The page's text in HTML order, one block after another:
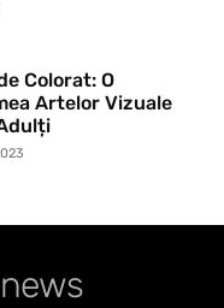
Colorat: O
Artelor Vizuale
news